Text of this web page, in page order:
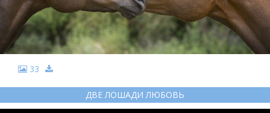
33
ДВЕ ЛОШАДИ ЛЮБОВЬ